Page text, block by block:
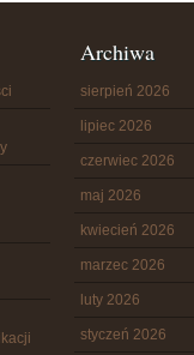
Archiwa
sierpień 2026
lipiec 2026
czerwiec 2026
maj 2026
kwiecień 2026
marzec 2026
luty 2026
styczeń 2026